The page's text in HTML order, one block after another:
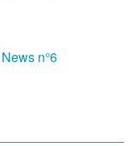
n°6